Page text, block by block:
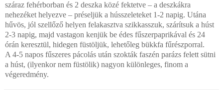
száraz fehérborban és 2 deszka közé fektetve – a deszkákra
nehezéket helyezve – préseljük a hússzeleteket 1-2 napig. Utána
hűvös, jól szellőző helyen felakasztva szikkasszuk, szárítsuk a húst
2-3 napig, majd vastagon kenjük be édes fűszerpaprikával és 24
órán keresztül, hidegen füstöljük, lehetőleg bükkfa fűrészporral.
A 4-5 napos fűszeres pácolás után szokták faszén parázs felett sütni
a húst, (ilyenkor nem füstölik) nagyon különleges, finom a
végeredmény.